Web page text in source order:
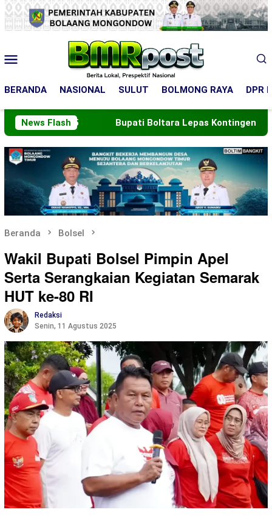
Loncat
ke
konten
Mobile
BERANDA NASIONAL SULUT BOLMONG RAYA DPR
News Flash
2045 Bupati Boltara Lepas Kontingen Jamnas XII
Beranda Bolsel
Wakil Bupati Bolsel Pimpin Apel
Serta Serangkaian Kegiatan Semarak
HUT ke-80 RI
Redaksi
Senin, 11 Agustus 2025